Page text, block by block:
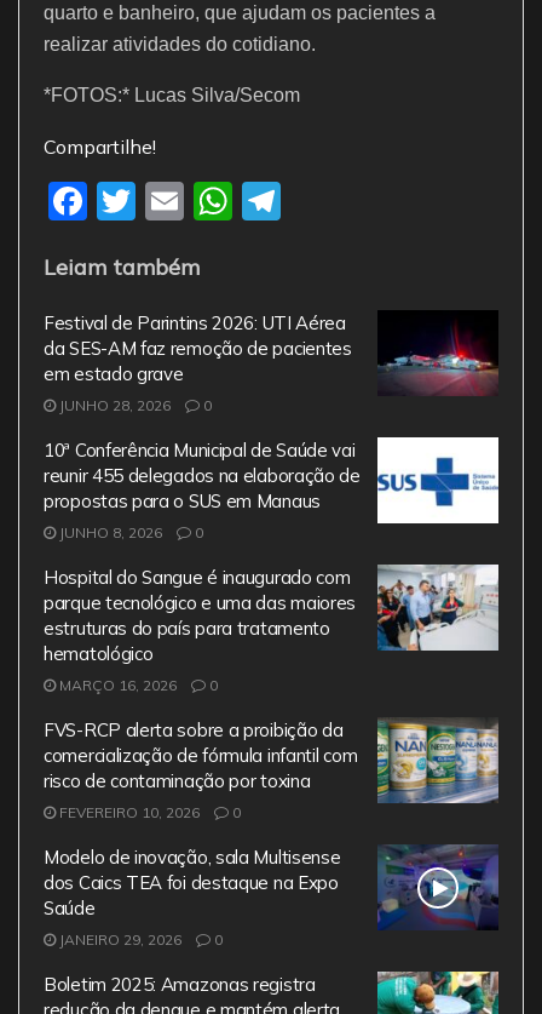
quarto e banheiro, que ajudam os pacientes a
realizar atividades do cotidiano.
*FOTOS:* Lucas Silva/Secom
Compartilhe!
F
c
e
b
o
o
k
T
itt
er
E
ai
l
W
s
A
p
gr
a
Leiam também
Festival de Parintins 2026: UTI Aérea
da SES-AM faz remoção de pacientes
em estado grave
JUNHO 28, 2026 0
10ª Conferência Municipal de Saúde vai
reunir 455 delegados na elaboração de
propostas para o SUS em Manaus
JUNHO 8, 2026 0
Hospital do Sangue é inaugurado com
parque tecnológico e uma das maiores
estruturas do país para tratamento
hematológico
MARÇO 16, 2026 0
FVS-RCP alerta sobre a proibição da
comercialização de fórmula infantil com
risco de contaminação por toxina
FEVEREIRO 10, 2026 0
Modelo de inovação, sala Multisense
dos Caics TEA foi destaque na Expo
Saúde
JANEIRO 29, 2026 0
Boletim 2025: Amazonas registra